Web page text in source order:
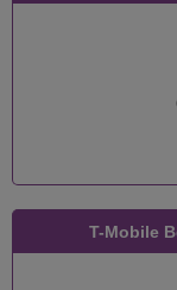
T-Mobile